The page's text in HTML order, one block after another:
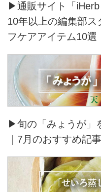
▶通販サイト「
10年以上の編集部
フケアアイテム10選
▶旬の「みょうが」
｜7月のおすすめ記事